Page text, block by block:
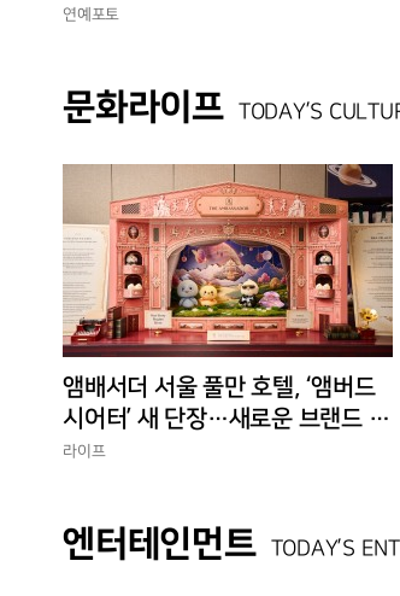
연예포토
문화라이프 TODAY’S
앰배서더 서울 풀만 호텔, ‘앰버드
시어터’ 새 단장…새로운 브랜드 경
험 선사
라이프
엔터테인먼트 TODAY’S